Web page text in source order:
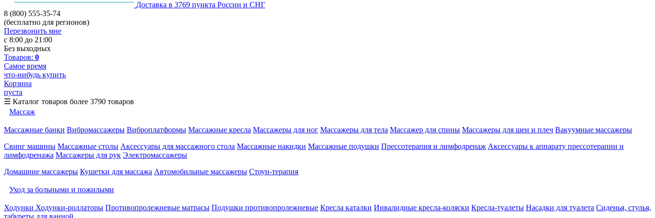
Доставка в 3769 пункта России и СНГ
8 (800) 555-35-74
(бесплатно для регионов)
Перезвонить мне
с 8:00 до 21:00
Без выходных
Товаров: 0
Самое время
что-нибудь купить
Корзина
пуста
☰ Каталог товаров более 3790 товаров
Массаж
Массажные банки Вибромассажеры Виброплатформы Массажные кресла Массажеры для ног Массажеры для тела Массажер для спины Массажеры для шеи и плеч Вакуумные массажеры
Свинг машины Массажные столы Аксессуары для массажного стола Массажные накидки Массажные подушки Прессотерапия и лимфодренаж Аксессуары к аппарату прессотерапии и
лимфодренажа Массажеры для рук Электромассажеры
Домашние массажеры Кушетки для массажа Автомобильные массажеры Стоун-терапия
Уход за больными и пожилыми
Ходунки Ходунки-роллаторы Противопролежневые матрасы Подушки противопролежневые Кресла каталки Инвалидные кресла-коляски Кресла-туалеты Насадки для туалета Сиденья, стулья,
табуреты для ванной